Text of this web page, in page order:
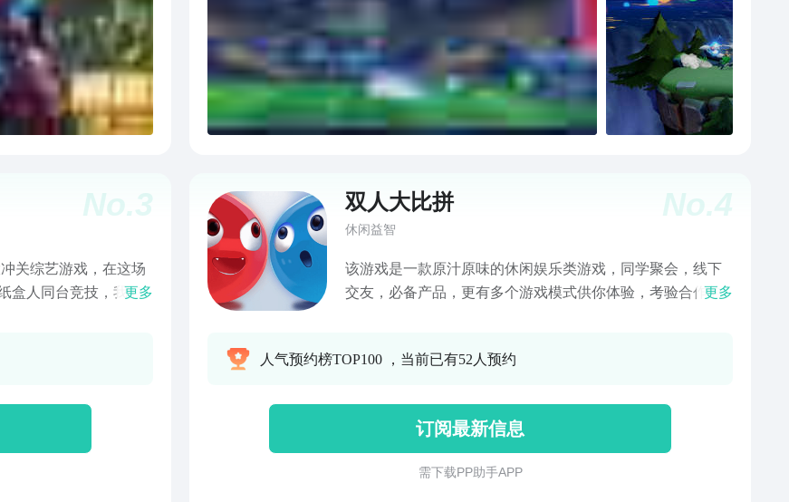
暗面大型更新后，每周都将提供2个英雄的免费体验，可以在
所有模式无限制使用！我们希望新手玩家也可以尝试多种英
雄，直到你找到自己的本命英雄！全新心愿成真卡活动也可
以更轻松得获得想要使用的多彩贴纸，并且首次开通完全免
费！【游戏模式】在这里你会参与到1对1擂台、组队竞技、
四人乱斗、足球模式的欢乐对战之中，另有周末限时开放的
赛、巅峰组队赛等模式中攀升更高排名，成为派对中的大师
级玩家！【成为冠军】感谢全球玩家社区的支持，能让派对
中我们加入了奖杯墙功能。赢得官方赛和社区认证比赛名
次，都可以在个人资料中获得比赛奖杯纪念！【个性装扮】
闪亮明星！【赛季：派对邀请函】每个赛季都会有独特主题
奖励包含皮肤、表情、击飞特效等物品。购买星光卡还能解
锁更多任务，并获得兑换过往赛季限定奖励的机会。【开心
练习。组建道馆，和好友们一起切磋进步。编辑你的英雄名
No.3
关综艺游戏，在这场
盒人同台竞技，我们
位躲开各种障碍物，
唯一一个象征胜利的
落搞笑的娱乐感，相
赶快下载试玩吧~
更多
No.4
双人大比拼
休闲益智
该游戏是一款原汁原味的休闲娱乐类游戏，同学聚会，线下
交友，必备产品，更有多个游戏模式供你体验，考验合作的
更多
人气预约榜TOP100 ，当前已有52人预约
订阅最新信息
需 下 载 P P 助 手 A P P